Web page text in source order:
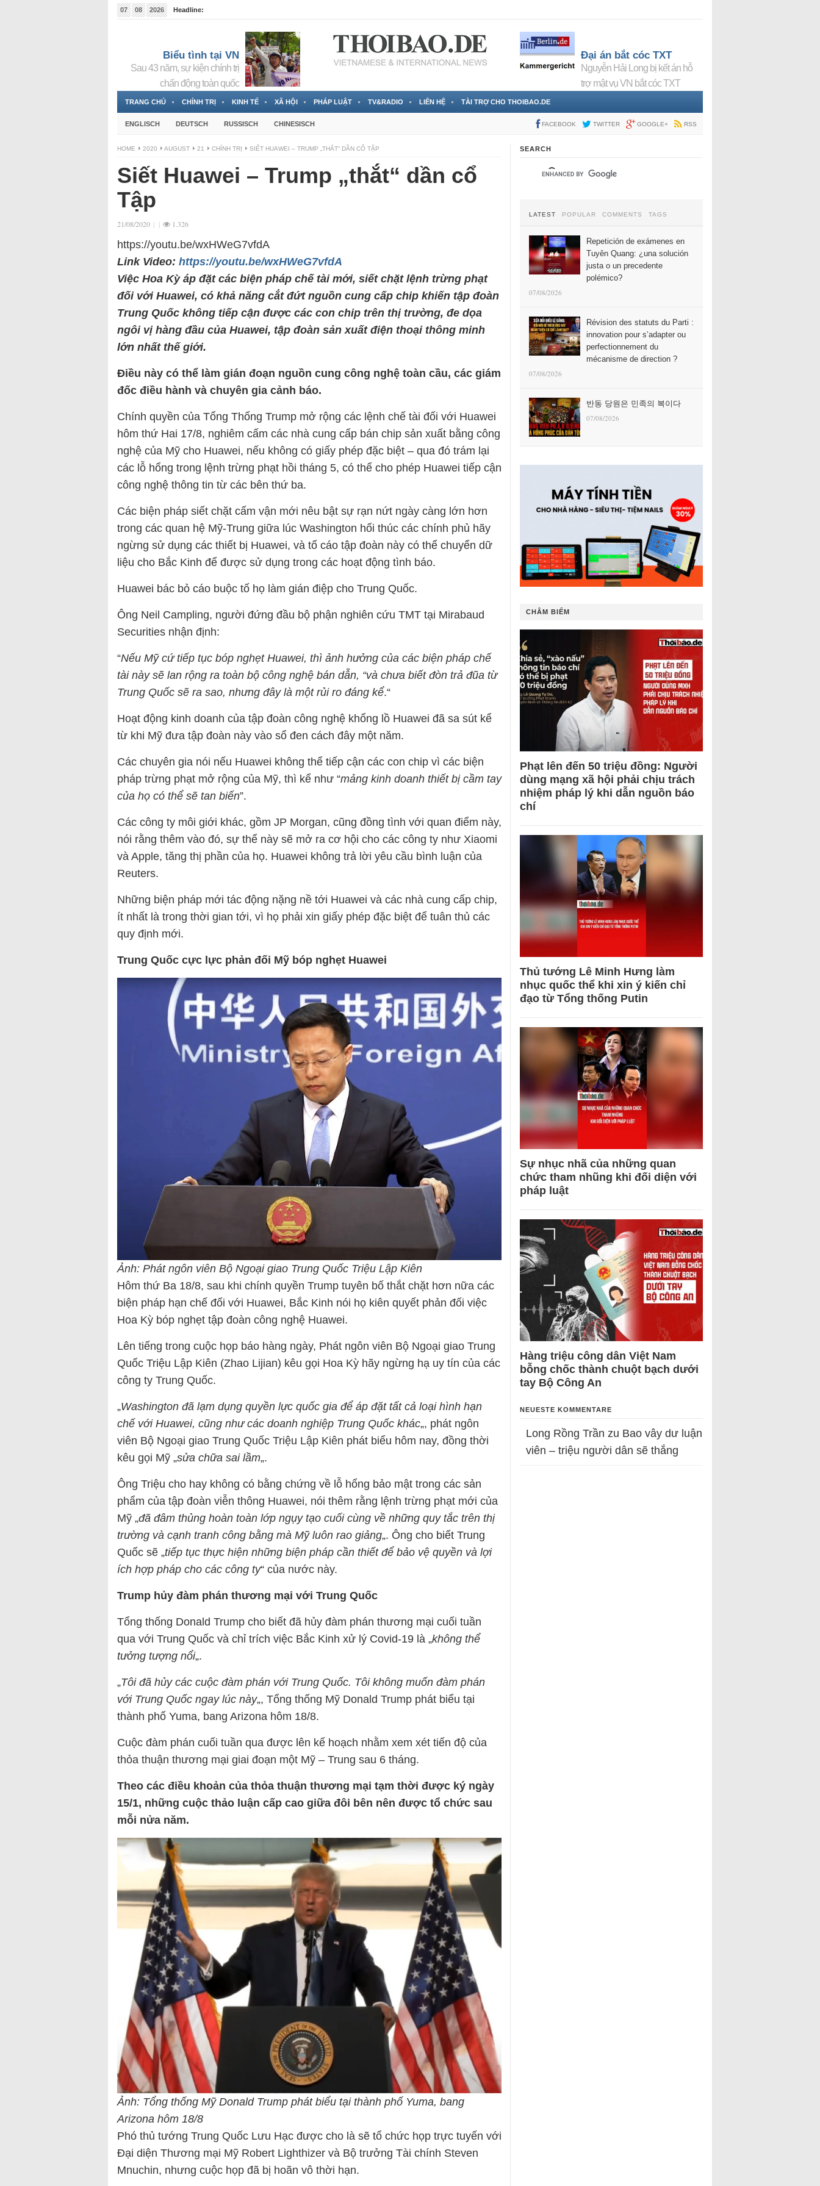
07 08 2026
Headline:
Biểu tình tại VN
Sau 43 năm, sự kiện chính trị
chấn động toàn quốc
Đại án bắt cóc TXT
Nguyễn Hải Long bị kết án hỗ
trợ mật vụ VN bắt cóc TXT
TRANG CHỦ CHÍNH TRỊ KINH TẾ XÃ HỘI PHÁP LUẬT TV&RADIO LIÊN HỆ TÀI TRỢ CHO THOIBAO.DE
ENGLISCH DEUTSCH RUSSISCH CHINESISCH FACEBOOK TWITTER GOOGLE+ RSS
HOME 2020 AUGUST 21 CHÍNH TRỊ SIẾT HUAWEI – TRUMP „THẮT“ DẦN CỔ TẬP
Siết Huawei – Trump „thắt“ dần cổ
Tập
21/08/2020 | | 1.326
https://youtu.be/wxHWeG7vfdA
Link Video: https://youtu.be/wxHWeG7vfdA
Việc Hoa Kỳ áp đặt các biện pháp chế tài mới, siết chặt lệnh trừng phạt
đối với Huawei, có khả năng cắt đứt nguồn cung cấp chip khiến tập đoàn
Trung Quốc không tiếp cận được các con chip trên thị trường, đe dọa
ngôi vị hàng đầu của Huawei, tập đoàn sản xuất điện thoại thông minh
lớn nhất thế giới.
Điều này có thể làm gián đoạn nguồn cung công nghệ toàn cầu, các giám
đốc điều hành và chuyên gia cảnh báo.
Chính quyền của Tổng Thống Trump mở rộng các lệnh chế tài đối với Huawei
hôm thứ Hai 17/8, nghiêm cấm các nhà cung cấp bán chip sản xuất bằng công
nghệ của Mỹ cho Huawei, nếu không có giấy phép đặc biệt – qua đó trám lại
các lỗ hổng trong lệnh trừng phạt hồi tháng 5, có thể cho phép Huawei tiếp cận
công nghệ thông tin từ các bên thứ ba.
Các biện pháp siết chặt cấm vận mới nêu bật sự rạn nứt ngày càng lớn hơn
trong các quan hệ Mỹ-Trung giữa lúc Washington hối thúc các chính phủ hãy
ngừng sử dụng các thiết bị Huawei, và tố cáo tập đoàn này có thể chuyển dữ
liệu cho Bắc Kinh để được sử dụng trong các hoạt động tình báo.
Huawei bác bỏ cáo buộc tố họ làm gián điệp cho Trung Quốc.
Ông Neil Campling, người đứng đầu bộ phận nghiên cứu TMT tại Mirabaud
Securities nhận định:
“Nếu Mỹ cứ tiếp tục bóp nghẹt Huawei, thì ảnh hưởng của các biện pháp chế
tài này sẽ lan rộng ra toàn bộ công nghệ bán dẫn, “và chưa biết đòn trả đũa từ
Trung Quốc sẽ ra sao, nhưng đây là một rủi ro đáng kể.“
Hoạt động kinh doanh của tập đoàn công nghệ khổng lồ Huawei đã sa sút kể
từ khi Mỹ đưa tập đoàn này vào sổ đen cách đây một năm.
Các chuyên gia nói nếu Huawei không thể tiếp cận các con chip vì các biện
pháp trừng phạt mở rộng của Mỹ, thì kể như “mảng kinh doanh thiết bị cầm tay
của họ có thể sẽ tan biến”.
Các công ty môi giới khác, gồm JP Morgan, cũng đồng tình với quan điểm này,
nói rằng thêm vào đó, sự thể này sẽ mở ra cơ hội cho các công ty như Xiaomi
và Apple, tăng thị phần của họ. Huawei không trả lời yêu cầu bình luận của
Reuters.
Những biện pháp mới tác động nặng nề tới Huawei và các nhà cung cấp chip,
ít nhất là trong thời gian tới, vì họ phải xin giấy phép đặc biệt để tuân thủ các
quy định mới.
Trung Quốc cực lực phản đối Mỹ bóp nghẹt Huawei
Ảnh: Phát ngôn viên Bộ Ngoại giao Trung Quốc Triệu Lập Kiên
Hôm thứ Ba 18/8, sau khi chính quyền Trump tuyên bố thắt chặt hơn nữa các
biện pháp hạn chế đối với Huawei, Bắc Kinh nói họ kiên quyết phản đối việc
Hoa Kỳ bóp nghẹt tập đoàn công nghệ Huawei.
Lên tiếng trong cuộc họp báo hàng ngày, Phát ngôn viên Bộ Ngoại giao Trung
Quốc Triệu Lập Kiên (Zhao Lijian) kêu gọi Hoa Kỳ hãy ngừng hạ uy tín của các
công ty Trung Quốc.
„Washington đã lạm dụng quyền lực quốc gia để áp đặt tất cả loại hình hạn
chế với Huawei, cũng như các doanh nghiệp Trung Quốc khác„, phát ngôn
viên Bộ Ngoại giao Trung Quốc Triệu Lập Kiên phát biểu hôm nay, đồng thời
kêu gọi Mỹ „sửa chữa sai lầm„.
Ông Triệu cho hay không có bằng chứng về lỗ hổng bảo mật trong các sản
phẩm của tập đoàn viễn thông Huawei, nói thêm rằng lệnh trừng phạt mới của
Mỹ „đã đâm thủng hoàn toàn lớp ngụy tạo cuối cùng về những quy tắc trên thị
trường và cạnh tranh công bằng mà Mỹ luôn rao giảng„. Ông cho biết Trung
Quốc sẽ „tiếp tục thực hiện những biện pháp cần thiết để bảo vệ quyền và lợi
ích hợp pháp cho các công ty“ của nước này.
Trump hủy đàm phán thương mại với Trung Quốc
Tổng thống Donald Trump cho biết đã hủy đàm phán thương mại cuối tuần
qua với Trung Quốc và chỉ trích việc Bắc Kinh xử lý Covid-19 là „không thể
tưởng tượng nổi„.
„Tôi đã hủy các cuộc đàm phán với Trung Quốc. Tôi không muốn đàm phán
với Trung Quốc ngay lúc này„, Tổng thống Mỹ Donald Trump phát biểu tại
thành phố Yuma, bang Arizona hôm 18/8.
Cuộc đàm phán cuối tuần qua được lên kế hoạch nhằm xem xét tiến độ của
thỏa thuận thương mại giai đoạn một Mỹ – Trung sau 6 tháng.
Theo các điều khoản của thỏa thuận thương mại tạm thời được ký ngày
15/1, những cuộc thảo luận cấp cao giữa đôi bên nên được tổ chức sau
mỗi nửa năm.
Ảnh: Tổng thống Mỹ Donald Trump phát biểu tại thành phố Yuma, bang
Arizona hôm 18/8
Phó thủ tướng Trung Quốc Lưu Hạc được cho là sẽ tổ chức họp trực tuyến với
Đại diện Thương mại Mỹ Robert Lighthizer và Bộ trưởng Tài chính Steven
Mnuchin, nhưng cuộc họp đã bị hoãn vô thời hạn.
SEARCH
LATEST POPULAR COMMENTS TAGS
Repetición de exámenes en
Tuyên Quang: ¿una solución
justa o un precedente
polémico?
07/08/2026
Révision des statuts du Parti :
innovation pour s’adapter ou
perfectionnement du
mécanisme de direction ?
07/08/2026
반동 당원은 민족의 복이다
07/08/2026
CHÂM BIẾM
Phạt lên đến 50 triệu đồng: Người
dùng mạng xã hội phải chịu trách
nhiệm pháp lý khi dẫn nguồn báo
chí
Thủ tướng Lê Minh Hưng làm
nhục quốc thể khi xin ý kiến chỉ
đạo từ Tổng thống Putin
Sự nhục nhã của những quan
chức tham nhũng khi đối diện với
pháp luật
Hàng triệu công dân Việt Nam
bỗng chốc thành chuột bạch dưới
tay Bộ Công An
NEUESTE KOMMENTARE
Long Rồng Trần zu Bao vây dư luận
viên – triệu người dân sẽ thắng